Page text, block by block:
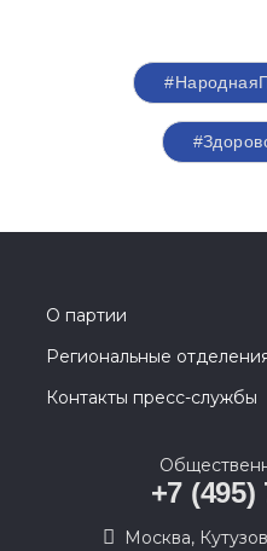
О партии
Региональные
Контакты пресс-службы
+7 (495)
Москва,